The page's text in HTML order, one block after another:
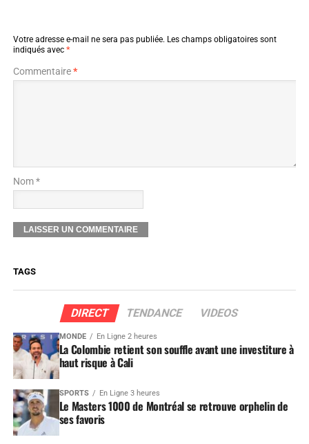
Votre adresse e-mail ne sera pas publiée. Les champs obligatoires sont
indiqués avec *
Commentaire*
Nom *
TAGS
DIRECT TENDANCE VIDEOS
MONDE En Ligne 2 heures
La Colombie retient son souffle avant une investiture à
haut risque à Cali
SPORTS En Ligne 3 heures
Le Masters 1000 de Montréal se retrouve orphelin de
ses favoris